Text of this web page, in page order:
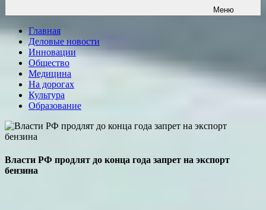
Меню
Главная
Деловые новости
Инновации
Общество
Медицина
На дорогах
Культура
Образование
Власти РФ продлят до конца года запрет на экспорт
бензина